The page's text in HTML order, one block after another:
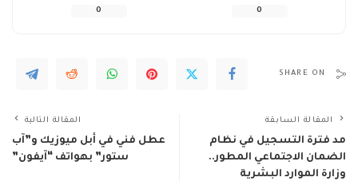
0
0
SHARE ON
المقالة السابقة
مد فترة التسجيل في نظام
الضمان الاجتماعي المطور..
وزارة الموارد البشرية
المقالة التالية
عطل فني في أبل ميوزيك و”آب
ستور” بهواتف “آيفون”